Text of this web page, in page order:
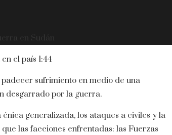
en Sudán
el país 1:44
padecer sufrimiento en medio de una
desgarrado por la guerra.
generalizada, los ataques a civiles y la
las facciones enfrentadas: las Fuerzas